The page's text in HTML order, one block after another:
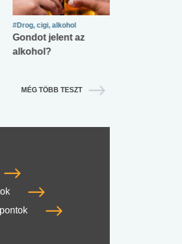
#Drog, cigi, alkohol
Gondot jelent az
alkohol?
MÉG TÖBB TESZT